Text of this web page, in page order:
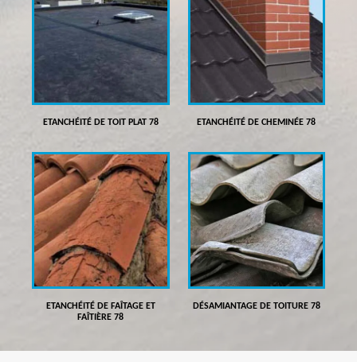
ETANCHÉITÉ DE TOIT PLAT 78 ETANCHÉITÉ DE CHEMINÉE 78
ETANCHÉITÉ DE FAÎTAGE ET
FAÎTIÈRE 78
DÉSAMIANTAGE DE TOITURE 78